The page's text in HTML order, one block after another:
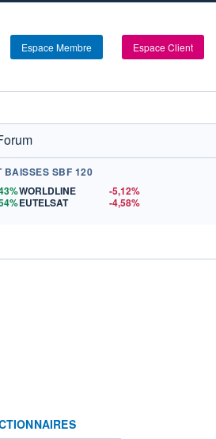
Espace Membre Espace Client
BAISSES SBF 120
WORLDLINE
-5,12%
EUTELSAT
-4,58%